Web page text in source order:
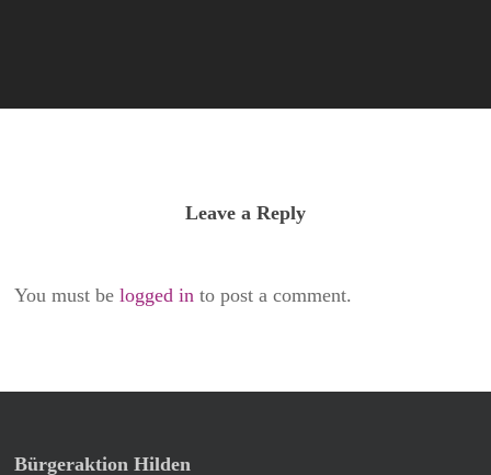
Leave a Reply
You must belogged in to post a comment.
Bürgeraktion Hilden